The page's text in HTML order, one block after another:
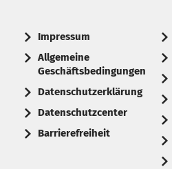
Impressum
Allgemeine
Geschäftsbedingungen
Datenschutzerklärung
Datenschutzcenter
Barrierefreiheit